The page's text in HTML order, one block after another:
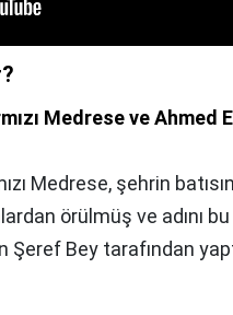
Medrese ve Ahmed
Medrese, şehrin
örülmüş ve adını
Bey tarafından